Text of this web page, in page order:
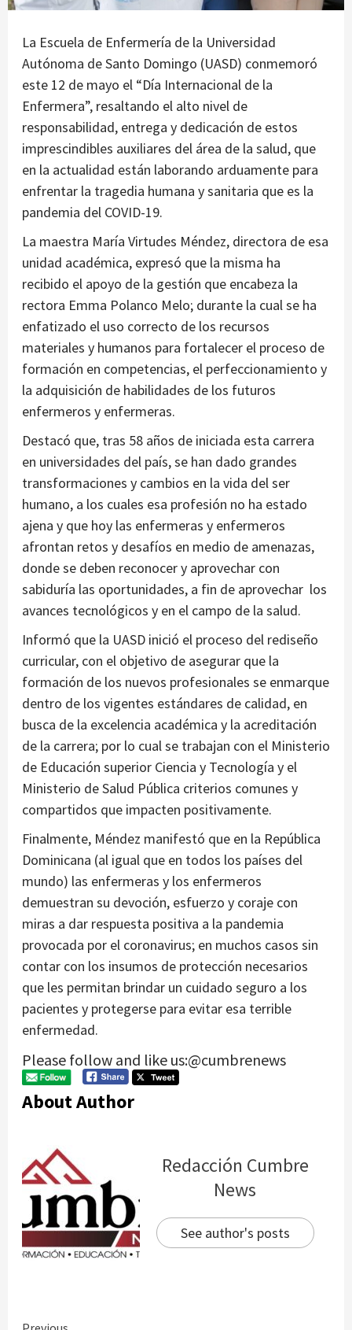
La Escuela de Enfermería de la Universidad
Autónoma de Santo Domingo (UASD) conmemoró
este 12 de mayo el “Día Internacional de la
Enfermera”, resaltando el alto nivel de
responsabilidad, entrega y dedicación de estos
imprescindibles auxiliares del área de la salud, que
en la actualidad están laborando arduamente para
enfrentar la tragedia humana y sanitaria que es la
pandemia del COVID-19.
La maestra María Virtudes Méndez, directora de esa
unidad académica, expresó que la misma ha
recibido el apoyo de la gestión que encabeza la
rectora Emma Polanco Melo; durante la cual se ha
enfatizado el uso correcto de los recursos
materiales y humanos para fortalecer el proceso de
formación en competencias, el perfeccionamiento y
la adquisición de habilidades de los futuros
enfermeros y enfermeras.
Destacó que, tras 58 años de iniciada esta carrera
en universidades del país, se han dado grandes
transformaciones y cambios en la vida del ser
humano, a los cuales esa profesión no ha estado
ajena y que hoy las enfermeras y enfermeros
afrontan retos y desafíos en medio de amenazas,
donde se deben reconocer y aprovechar con
sabiduría las oportunidades, a fin de aprovechar los
avances tecnológicos y en el campo de la salud.
Informó que la UASD inició el proceso del rediseño
curricular, con el objetivo de asegurar que la
formación de los nuevos profesionales se enmarque
dentro de los vigentes estándares de calidad, en
busca de la excelencia académica y la acreditación
de la carrera; por lo cual se trabajan con el Ministerio
de Educación superior Ciencia y Tecnología y el
Ministerio de Salud Pública criterios comunes y
compartidos que impacten positivamente.
Finalmente, Méndez manifestó que en la República
Dominicana (al igual que en todos los países del
mundo) las enfermeras y los enfermeros
demuestran su devoción, esfuerzo y coraje con
miras a dar respuesta positiva a la pandemia
provocada por el coronavirus; en muchos casos sin
contar con los insumos de protección necesarios
que les permitan brindar un cuidado seguro a los
pacientes y protegerse para evitar esa terrible
enfermedad.
Please follow and like us:@cumbrenews
About Author
Redacción Cumbre
News
See author's posts